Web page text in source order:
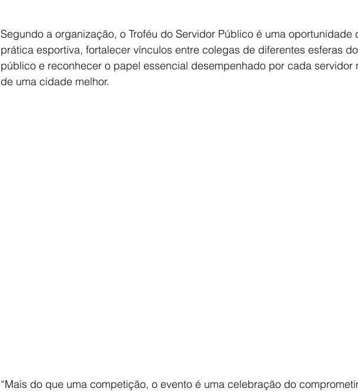
Segundo a organização, o Troféu do Servidor Público é uma
prática esportiva, fortalecer vínculos entre colegas de diferentes esferas
público e reconhecer o papel essencial desempenhado por cada
de uma cidade melhor.
“Mais do que uma competição, o evento é uma celebração do